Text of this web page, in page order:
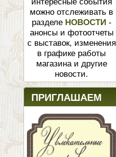
можно отслеживать в
разделе НОВОСТИ -
анонсы и фотоотчеты
с выставок, изменения
в графике работы
магазина и другие
новости.
ПРИГЛАШАЕМ